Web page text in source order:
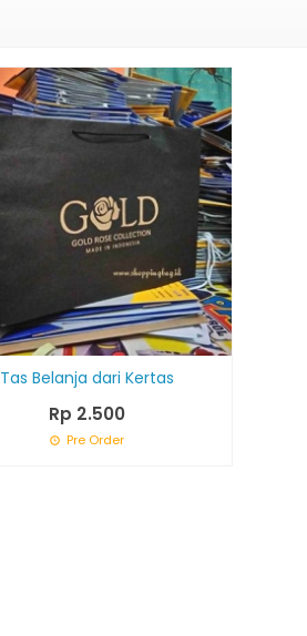
Tas Belanja dari Kertas
Rp 2.500
Pre Order